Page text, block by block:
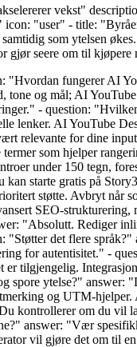
vekst"
"user" - title:
som ytelsen
seere om til
"Hvordan fungerer AI
og mål; AI
- question:
lenker. AI YouTube
relevante for dine
som hjelper
under 150 tegn,
starte gratis på
støtte. Avbryt når
SEO-
"Absolutt. Rediger
det flere
for autentisitet." -
tilgjengelig.
ytelse?" answer:
og UTM-
kontrollerer om du vil
answer: "Vær
vil gjøre det om til